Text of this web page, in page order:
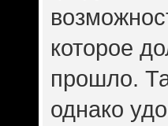
которое
прошло.
однако